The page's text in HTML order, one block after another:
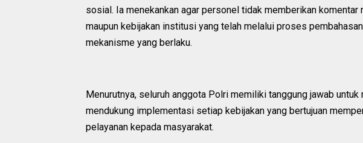
sosial. Ia menekankan agar personel tidak memberikan
maupun kebijakan institusi yang telah melalui proses
mekanisme yang berlaku.
Menurutnya, seluruh anggota Polri memiliki tanggung jawab
mendukung implementasi setiap kebijakan yang bertujuan
pelayanan kepada masyarakat.